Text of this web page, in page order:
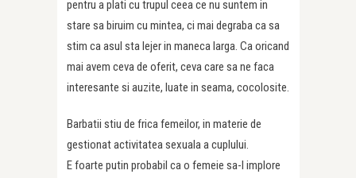
pentru a plati cu trupul ceea ce nu suntem in
stare sa biruim cu mintea, ci mai degraba ca sa
stim ca asul sta lejer in maneca larga. Ca oricand
mai avem ceva de oferit, ceva care sa ne faca
interesante si auzite, luate in seama, cocolosite.
Barbatii stiu de frica femeilor, in materie de
gestionat activitatea sexuala a cuplului.
E foarte putin probabil ca o femeie sa-l implore